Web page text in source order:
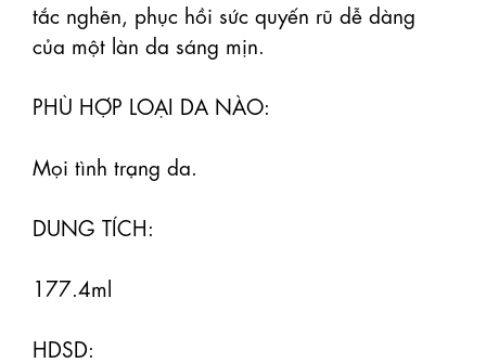
tắc nghẽn, phục hồi sức quyến rũ dễ dàng
của một làn da sáng mịn.
PHÙ HỢP LOẠI DA NÀO:
Mọi tình trạng da.
DUNG TÍCH:
177.4ml
HDSD: